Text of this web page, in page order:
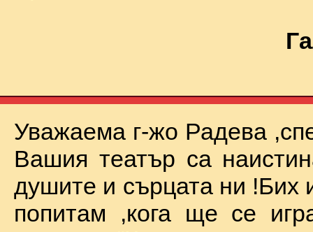
Уважаема г-жо Радева
Вашия театър са
душите и сърцата ни !Бих
попитам ,кога ще се